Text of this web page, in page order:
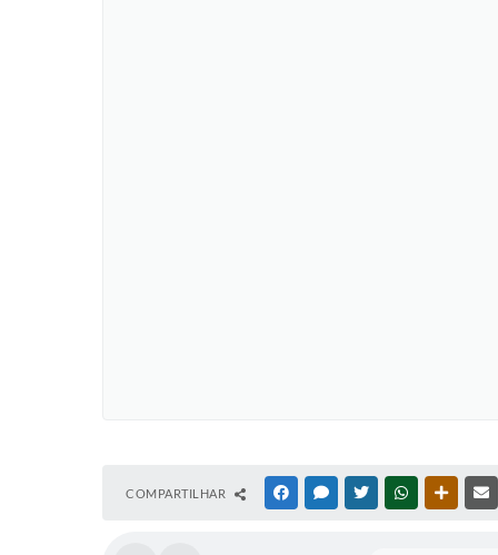
COMPARTILHAR FACEBOOKMESSENGER
TWITTERWHATSAPP